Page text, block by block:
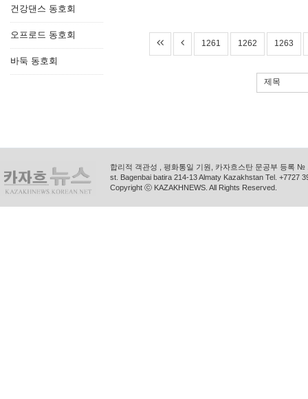
건강댄스 동호회
오프로드 동호회
바둑 동호회
1261 1262 1263
제목
합리적 객관성 , 평화통일 기원, 카자흐스탄 문공부 등록
st. Bagenbai batira 214-13 Almaty Kazakhstan Tel. +7727
Copyright ⓒ KAZAKHNEWS. All Rights Reserved.